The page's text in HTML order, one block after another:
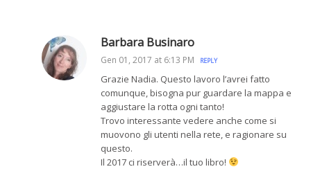
Barbara Businaro
Gen 01, 2017 at 6:13 PM REPLY
Grazie Nadia. Questo lavoro l’avrei fatto
comunque, bisogna pur guardare la mappa e
aggiustare la rotta ogni tanto!
Trovo interessante vedere anche come si
muovono gli utenti nella rete, e ragionare su
questo.
Il 2017 ci riserverà…il tuo libro!